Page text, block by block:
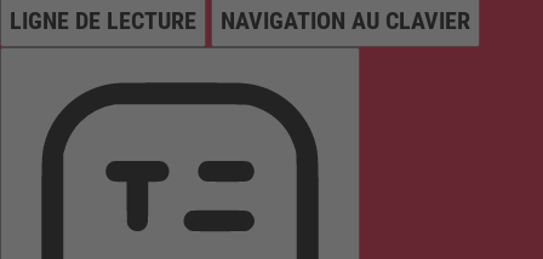
LIGNE DE LECTURE NAVIGATION AU CLAVIER